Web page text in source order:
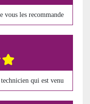
vous les recommande
qui est venu